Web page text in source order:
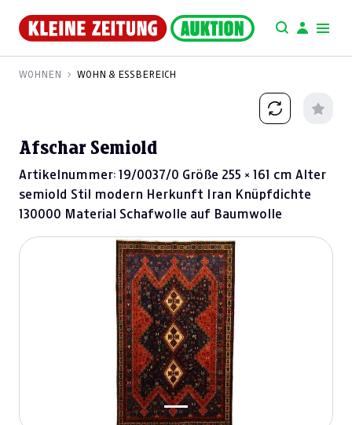
WOHNEN WOHN & ESSBEREICH
Afschar Semiold
Artikelnummer: 19/0037/0 Größe 255 × 161 cm Alter
semiold Stil modern Herkunft Iran Knüpfdichte
130000 Material Schafwolle auf Baumwolle